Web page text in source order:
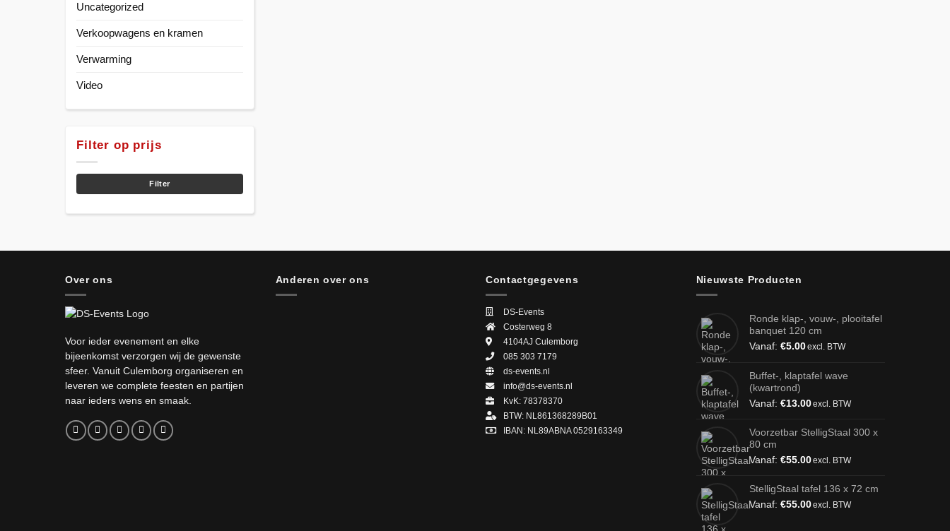
Uncategorized
Verkoopwagens en kramen
Verwarming
Video
Filter op prijs
Min.
Max.
Filter
Over ons
Voor ieder evenement en elke
bijeenkomst verzorgen wij de gewenste
sfeer. Vanuit Culemborg organiseren en
leveren we complete feesten en partijen
naar ieders wens en smaak.
Anderen over ons Contactgegevens
DS-Events
Costerweg 8
4104AJ Culemborg
085 303 7179
ds-events.nl
info@ds-events.nl
KvK: 78378370
BTW: NL861368289B01
IBAN: NL89ABNA 0529163349
Nieuwste Producten
Ronde klap-, vouw-, plooitafel
banquet 120 cm
Vanaf: €5.00excl. BTW
Buffet-, klaptafel wave
(kwartrond)
Vanaf: €13.00excl. BTW
Voorzetbar StelligStaal 300 x
80 cm
Vanaf: €55.00excl. BTW
StelligStaal tafel 136 x 72 cm
Vanaf: €55.00excl. BTW